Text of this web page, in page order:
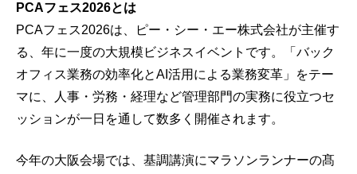
PCAフェス2026とは
PCAフェス2026は、ピー・シー・エー株式会社が主催す
る、年に一度の大規模ビジネスイベントです。「バック
オフィス業務の効率化とAI活用による業務変革」をテー
マに、人事・労務・経理など管理部門の実務に役立つセ
ッションが一日を通して数多く開催されます。
今年の大阪会場では、基調講演にマラソンランナーの髙